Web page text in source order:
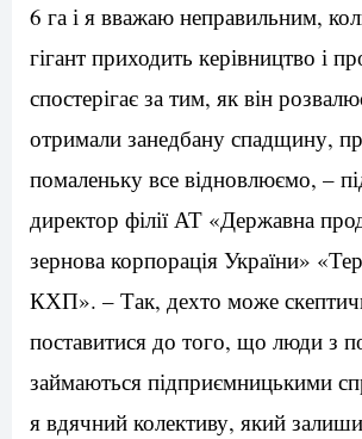
6 га і я вважаю неправильним,
гігант приходить керівництво і
спостерігає за тим, як він
отримали занедбану спадщину,
помаленьку все відновлюємо, –
директор філії АТ «Державна
зернова корпорація України»
КХП». – Так, дехто може
поставитися до того, що люди з
займаються підприємницькими
я вдячний колективу, який